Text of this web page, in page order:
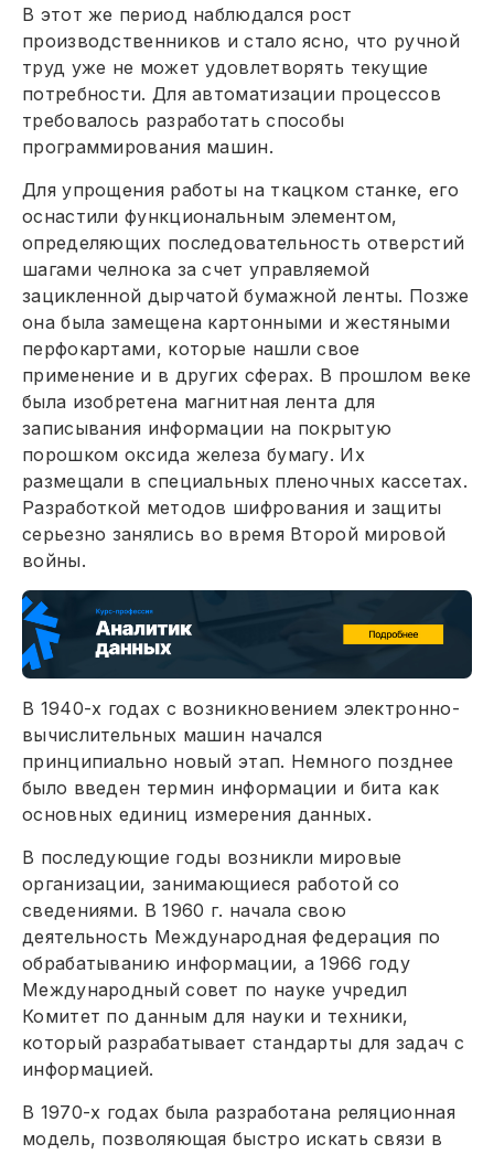
В этот же период наблюдался рост
производственников и стало ясно, что ручной
труд уже не может удовлетворять текущие
потребности. Для автоматизации процессов
требовалось разработать способы
программирования машин.
Для упрощения работы на ткацком станке, его
оснастили функциональным элементом,
определяющих последовательность отверстий
шагами челнока за счет управляемой
зацикленной дырчатой бумажной ленты. Позже
она была замещена картонными и жестяными
перфокартами, которые нашли свое
применение и в других сферах. В прошлом веке
была изобретена магнитная лента для
записывания информации на покрытую
порошком оксида железа бумагу. Их
размещали в специальных пленочных кассетах.
Разработкой методов шифрования и защиты
серьезно занялись во время Второй мировой
войны.
В 1940-х годах с возникновением электронно-
вычислительных машин начался
принципиально новый этап. Немного позднее
было введен термин информации и бита как
основных единиц измерения данных.
В последующие годы возникли мировые
организации, занимающиеся работой со
сведениями. В 1960 г. начала свою
деятельность Международная федерация по
обрабатыванию информации, а 1966 году
Международный совет по науке учредил
Комитет по данным для науки и техники,
который разрабатывает стандарты для задач с
информацией.
В 1970-х годах была разработана реляционная
модель, позволяющая быстро искать связи в